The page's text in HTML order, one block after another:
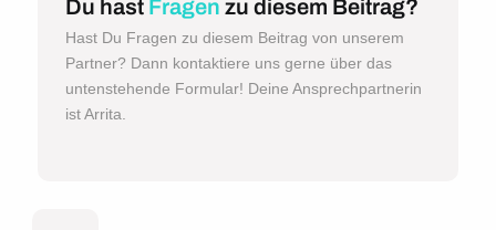
Du hast Fragen zu diesem Beitrag?
Hast Du Fragen zu diesem Beitrag von unserem
Partner? Dann kontaktiere uns gerne über das
untenstehende Formular! Deine Ansprechpartnerin
ist Arrita.